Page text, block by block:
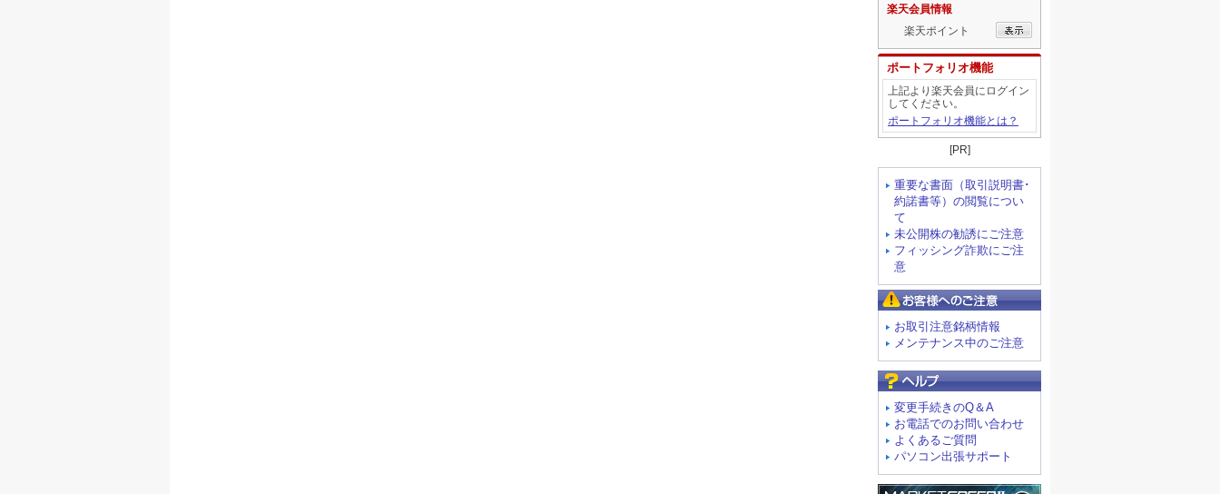
楽天会員情報
楽天ポイント
ポートフォリオ機能
上記より楽天会員にログイン
してください。
ポートフォリオ機能とは？
[PR]
重要な書面（取引説明書･
約諾書等）の閲覧につい
て
未公開株の勧誘にご注意
フィッシング詐欺にご注
意
お取引注意銘柄情報
メンテナンス中のご注意
変更手続きのQ＆A
お電話でのお問い合わせ
よくあるご質問
パソコン出張サポート